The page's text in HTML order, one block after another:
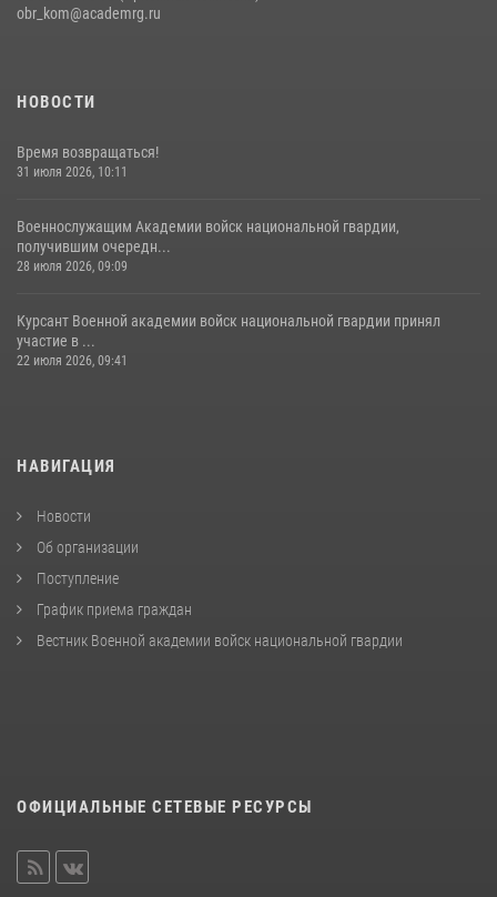
obr_kom@academrg.ru
НОВОСТИ
Время возвращаться!
31 июля 2026, 10:11
Военнослужащим Академии войск национальной гвардии,
получившим очередн...
28 июля 2026, 09:09
Курсант Военной академии войск национальной гвардии принял
участие в ...
22 июля 2026, 09:41
НАВИГАЦИЯ
Новости
Об организации
Поступление
График приема граждан
Вестник Военной академии войск национальной гвардии
ОФИЦИАЛЬНЫЕ СЕТЕВЫЕ РЕСУРСЫ